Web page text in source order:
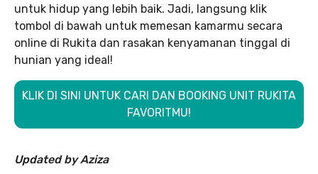
untuk hidup yang lebih baik. Jadi, langsung klik
tombol di bawah untuk memesan kamarmu secara
online di Rukita dan rasakan kenyamanan tinggal di
hunian yang ideal!
KLIK DI SINI UNTUK CARI DAN BOOKING UNIT RUKITA
FAVORITMU!
Updated by Aziza